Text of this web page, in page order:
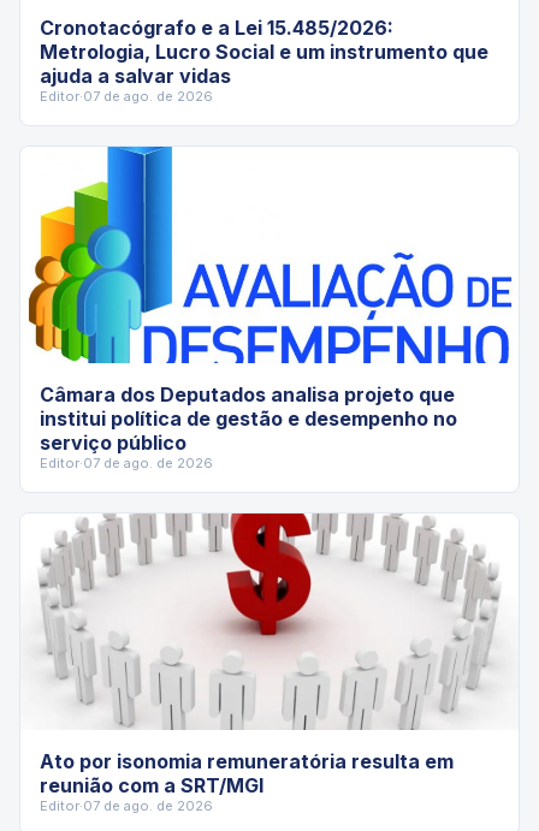
Cronotacógrafo e a Lei 15.485/2026:
Metrologia, Lucro Social e um instrumento que
ajuda a salvar vidas
Editor·07 de ago. de 2026
Câmara dos Deputados analisa projeto que
institui política de gestão e desempenho no
serviço público
Editor·07 de ago. de 2026
Ato por isonomia remuneratória resulta em
reunião com a SRT/MGI
Editor·07 de ago. de 2026